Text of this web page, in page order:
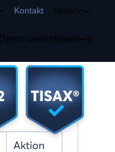
Kontakt Deutsch
Demo vereinbaren